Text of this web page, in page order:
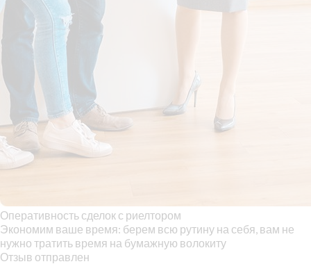
Оперативность сделок с риелтором
Экономим ваше время: берем всю рутину на себя, вам не
нужно тратить время на бумажную волокиту
Отзыв отправлен